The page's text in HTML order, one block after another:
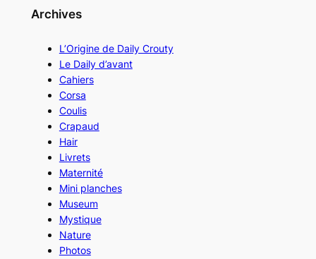
Archives
L’Origine de Daily Crouty
Le Daily d’avant
Cahiers
Corsa
Coulis
Crapaud
Hair
Livrets
Maternité
Mini planches
Museum
Mystique
Nature
Photos